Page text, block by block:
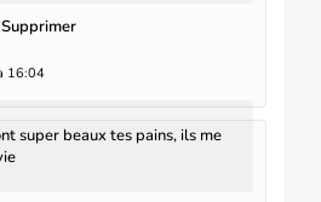
Supprimer
16:04
super beaux tes pains, ils me